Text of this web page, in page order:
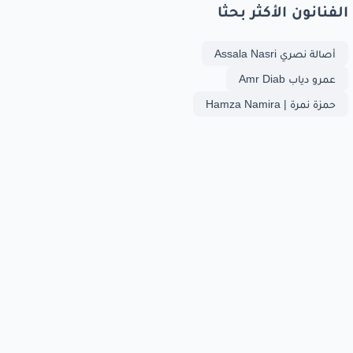
الفنانون الأكثر بحثا
أصالة نصري Assala Nasri
عمرو دياب Amr Diab
حمزة نمرة | Hamza Namira